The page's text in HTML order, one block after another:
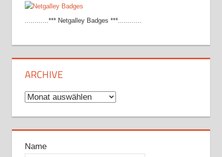
............*** Netgalley Badges ***............
ARCHIVE
Archive
Name